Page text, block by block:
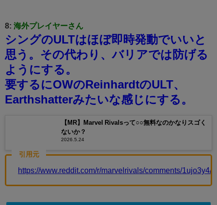
8: 海外プレイヤーさん
シングのULTはほぼ即時発動でいいと
思う。その代わり、バリアでは防げる
ようにする。
要するにOWのReinhardtのULT、
Earthshatterみたいな感じにする。
【MR】Marvel Rivalsって○○無料なのかなりスゴく
ないか？
2026.5.24
引用元
https://www.reddit.com/r/marvelrivals/comments/